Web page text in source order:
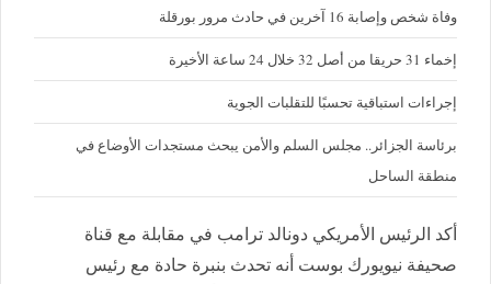
وفاة شخص وإصابة 16 آخرين في حادث مرور بورقلة
إخماء 31 حريقا من أصل 32 خلال 24 ساعة الأخيرة
إجراءات استباقية تحسبًا للتقلبات الجوية
برئاسة الجزائر.. مجلس السلم والأمن يبحث مستجدات الأوضاع في
منطقة الساحل
أكد الرئيس الأمريكي دونالد ترامب في مقابلة مع قناة
صحيفة نيويورك بوست أنه تحدث بنبرة حادة مع رئيس